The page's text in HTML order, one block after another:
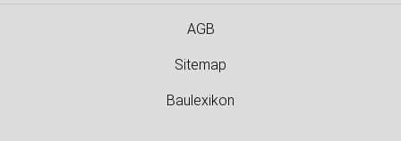
AGB
Sitemap
Baulexikon